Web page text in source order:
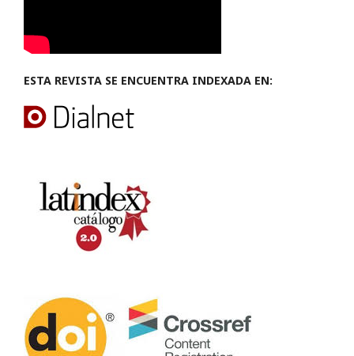
ESTA REVISTA SE ENCUENTRA INDEXADA EN: